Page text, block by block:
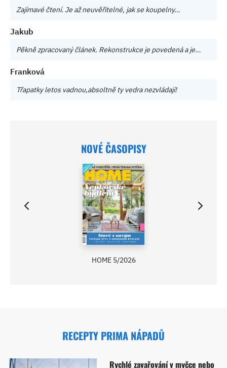
Zajímavé čtení. Je až neuvěřitelné, jak se koupelny…
Jakub
Pěkně zpracovaný článek. Rekonstrukce je povedená a je…
Franková
Třapatky letos vadnou,absoltně ty vedra nezvládají!
NOVÉ ČASOPISY
HOME 5/2026
RECEPTY PRIMA NÁPADŮ
Rychlé zavařování v myčce nebo